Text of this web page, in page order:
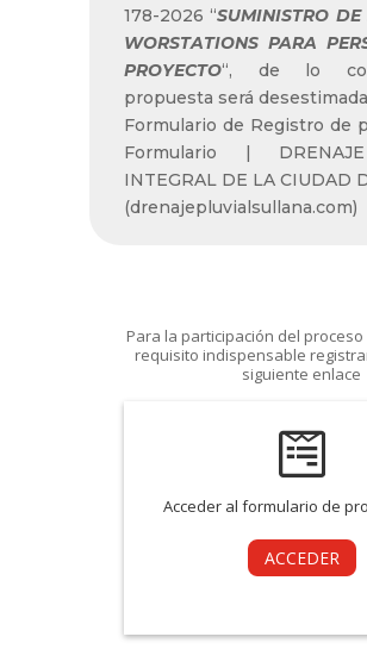
178-2026 “SUMINISTRO DE
WORSTATIONS PARA
PROYECTO“, de lo
propuesta será
Formulario de Registro de
Formulario |
INTEGRAL DE LA CIUDAD
(drenajepluvialsullana.com)
Para la participación del proceso
requisito indispensable
siguiente enlace

Acceder al formulario de
ACCEDER